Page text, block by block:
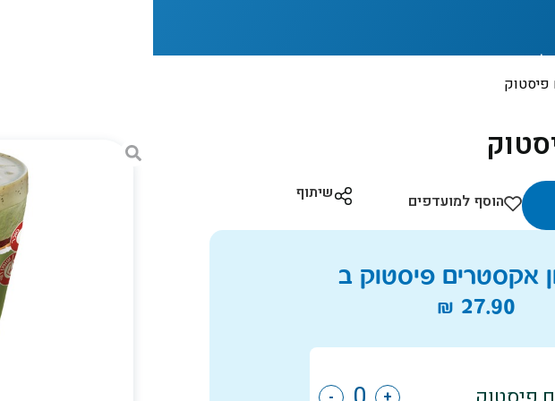
פיסטוק
הוסף למועדפים שיתוף
₪ 27.90